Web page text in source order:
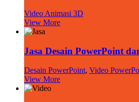
Video Animasi 3D
View More
Jasa Desain PowerPoint
Desain PowerPoint, Video
View More